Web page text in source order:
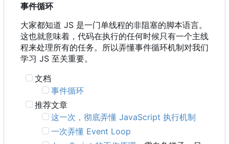
事件循环
大家都知道 JS 是一门单线程的非阻塞的脚本语言。
这也就意味着，代码在执行的任何时候只有一个主线
程来处理所有的任务。所以弄懂事件循环机制对我们
学习 JS 至关重要。
文档
事件循环
推荐文章
这一次，彻底弄懂 JavaScript 执行机制
一次弄懂 Event Loop